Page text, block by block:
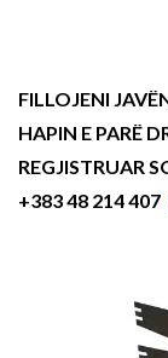
FILLOJENI
HAPIN E PARË
REGJISTRUAR
+383 48 214 407